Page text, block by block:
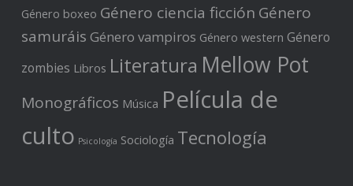
Género boxeo Género ciencia ficción Género
samuráis Género vampiros Género western Género
zombies Libros Literatura Mellow Pot
Monográficos Música Película de
culto Psicología Sociología Tecnología